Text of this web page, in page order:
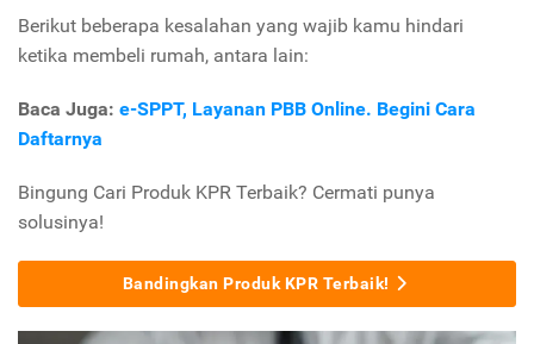
Berikut beberapa kesalahan yang wajib kamu hindari
ketika membeli rumah, antara lain:
Baca Juga: e-SPPT, Layanan PBB Online. Begini Cara
Daftarnya
Bingung Cari Produk KPR Terbaik? Cermati punya
solusinya!
Bandingkan Produk KPR Terbaik!